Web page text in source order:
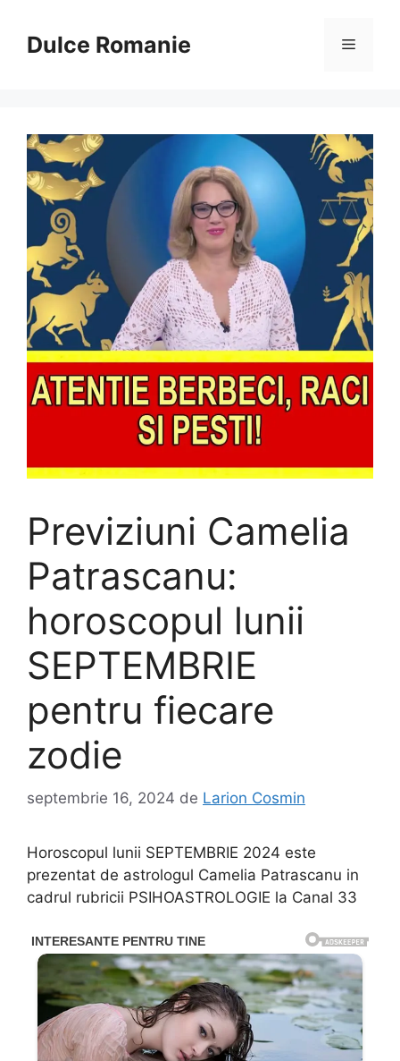
conținutDulce Romanie Meniu
Previziuni Camelia
Patrascanu:
horoscopul lunii
SEPTEMBRIE
pentru fiecare
zodie
septembrie 16, 2024 de Larion Cosmin
Horoscopul lunii SEPTEMBRIE 2024 este
prezentat de astrologul Camelia Patrascanu in
cadrul rubricii PSIHOASTROLOGIE la Canal 33